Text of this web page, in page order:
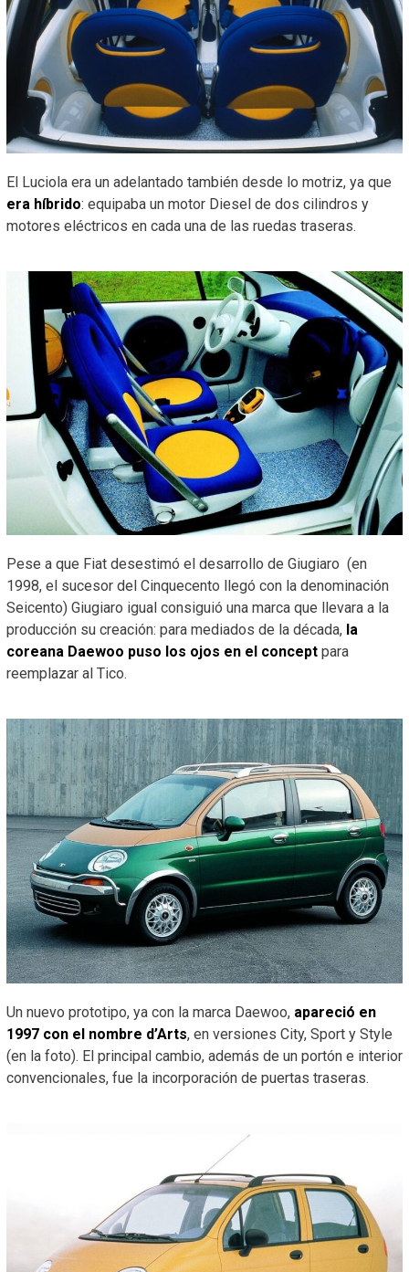
El Luciola era un adelantado también desde lo motriz, ya que
era híbrido: equipaba un motor Diesel de dos cilindros y
motores eléctricos en cada una de las ruedas traseras.
Pese a que Fiat desestimó el desarrollo de Giugiaro (en
1998, el sucesor del Cinquecento llegó con la denominación
Seicento) Giugiaro igual consiguió una marca que llevara a la
producción su creación: para mediados de la década, la
coreana Daewoo puso los ojos en el conceptpara
reemplazar al Tico.
Un nuevo prototipo, ya con la marca Daewoo, apareció en
1997 con el nombre d’Arts, en versiones City, Sport y Style
(en la foto). El principal cambio, además de un portón e interior
convencionales, fue la incorporación de puertas traseras.